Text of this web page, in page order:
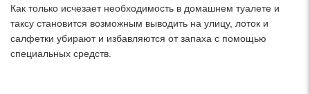
Как только исчезает необходимость в домашнем туалете и
таксу становится возможным выводить на улицу, лоток и
салфетки убирают и избавляются от запаха с помощью
специальных средств.